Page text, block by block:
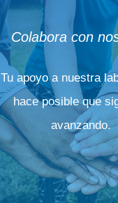
Colabora con
Tu apoyo a nuestra
hace posible que
avanzando.